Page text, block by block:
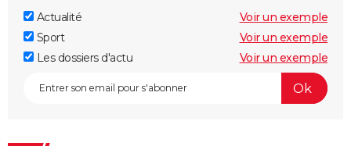
Actualité
Voir un exemple
Sport
Voir un exemple
Les dossiers d'actu
Voir un exemple